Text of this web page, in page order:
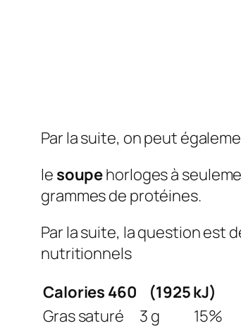
Par la suite, on peut
le soupehorloges à
grammes de protéines.
Par la suite, la question est
nutritionnels
Calories 460
(1925 kJ)
Gras saturé
3 g
15%